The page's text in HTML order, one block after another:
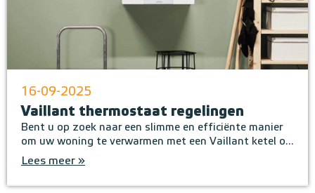
16-09-2025
Vaillant thermostaat regelingen
Bent u op zoek naar een slimme en efficiënte manier
om uw woning te verwarmen met een Vaillant ketel o...
Lees meer »